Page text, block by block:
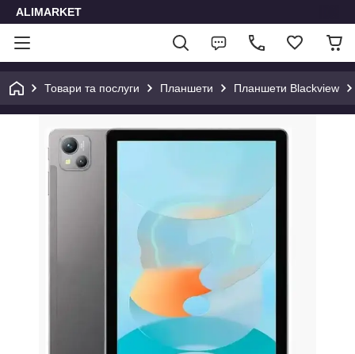
ALIMARKET
Товари та послуги Планшети Планшети Blackview